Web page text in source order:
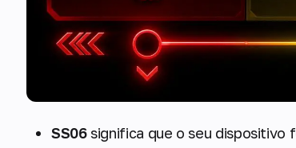
SS06significa que o seu dispositivo